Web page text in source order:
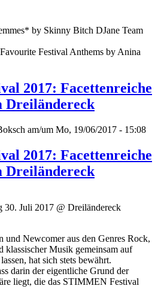
by Skinny Bitch DJane Team
Festival Anthems by Anina
2017: Facettenreiche
Dreiländereck
am/um Mo, 19/06/2017 - 15:08
2017: Facettenreiche
Dreiländereck
30. Juli 2017 @ Dreiländereck
und Newcomer aus den Genres Rock,
klassischer Musik gemeinsam auf
hat sich stets bewährt.
darin der eigentliche Grund der
liegt, die das STIMMEN Festival